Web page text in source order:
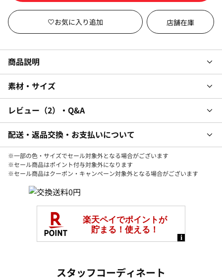
店舗在庫
商品説明
素材・サイズ
レビュー 2 ・Q&A
配送・返品交換・お支払いについて
※一部の色・サイズでセール対象外となる場合がございます
※セール商品はポイント付与対象外になります
※セール商品はクーポン・キャンペーン対象外となる場合がございます
スタッフコーディネート